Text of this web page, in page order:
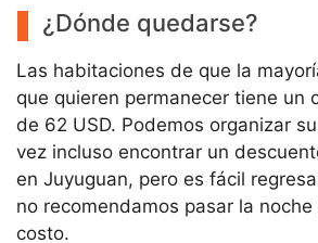
¿Dónde quedarse?
Las habitaciones de que la
que quieren permanecer tiene un
de 62 USD. Podemos organizar
vez incluso encontrar un
en Juyuguan, pero es fácil
no recomendamos pasar la
costo.